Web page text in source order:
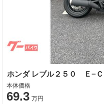
本体価格
69.3 万円